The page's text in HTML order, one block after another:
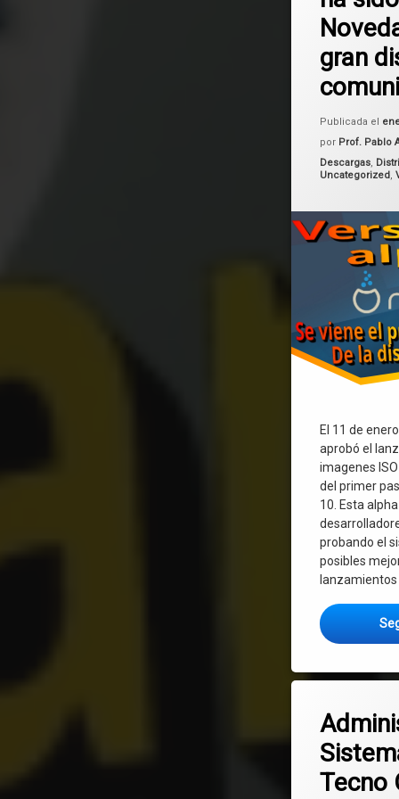
gran
Publicada el
por Prof. Pablo
Categorías:
Descargas,
Uncategorized,
El 11 de
aprobó el
imagenes
del primer
10. Esta
probando el
posibles
lanzamientos
Linux
Mageia
Tecno